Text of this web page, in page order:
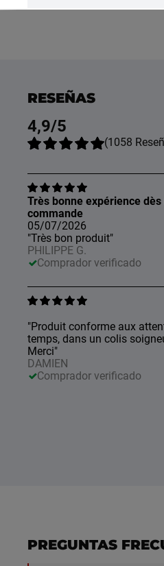
RESEÑAS
4,9/5
(1058
Très bonne expérience dès ma première
commande
05/07/2026
"Très bon produit"
PHILIPPE G.
Comprador verificado
"Produit conforme aux
temps, dans un colis
Merci"
DAMIEN
Comprador verificado
PREGUNTAS